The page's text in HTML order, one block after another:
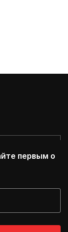
первым о